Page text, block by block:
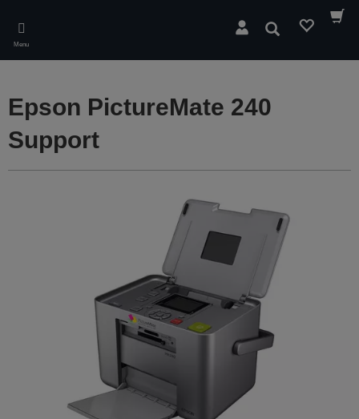
main
content
Menu
Søg
Epson PictureMate 240
Support